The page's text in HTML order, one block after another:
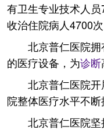
有卫生专业技术人
收治住院病人4700
北京普仁医院
的医疗设备，为诊断
北京普仁医院
院整体医疗水平不断
北京普仁医院